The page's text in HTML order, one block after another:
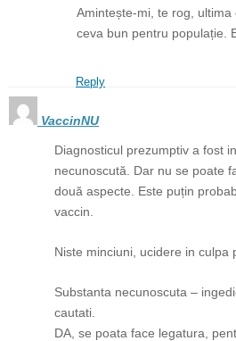
Amintește-mi, te rog,
ceva bun pentru populație.
Reply
VaccinNU
Diagnosticul prezumptiv a fost
necunoscută. Dar nu se poate
două aspecte. Este puțin
vaccin.
Niste minciuni, ucidere in culpa
Substanta necunoscuta –
cautati.
DA, se poata face legatura,